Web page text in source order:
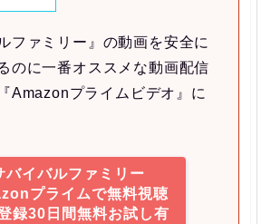
ファミリー』の動画を安全に
のに一番オススメな動画配信
Amazonプライムビデオ』に
バイバルファミリー
プライムで無料視聴
録30日間無料お試し有